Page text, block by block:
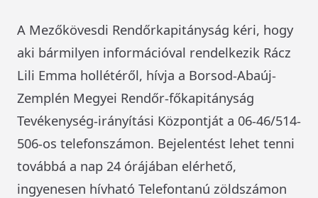
A Mezőkövesdi Rendőrkapitányság kéri, hogy
aki bármilyen információval rendelkezik Rácz
Lili Emma hollétéről, hívja a Borsod-Abaúj-
Zemplén Megyei Rendőr-főkapitányság
Tevékenység-irányítási Központját a 06-46/514-
506-os telefonszámon. Bejelentést lehet tenni
továbbá a nap 24 órájában elérhető,
ingyenesen hívható Telefontanú zöldszámon